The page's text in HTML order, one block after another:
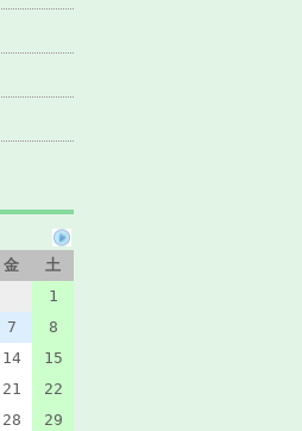
金
土
1
7
8
14
15
21
22
28
29